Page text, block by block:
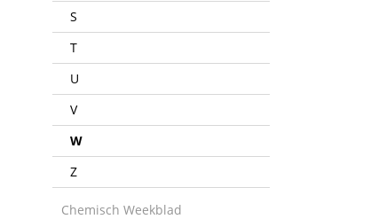
S
T
U
V
W
Z
Chemisch Weekblad